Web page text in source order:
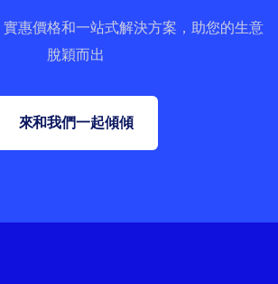
惠價格和一站式解決方案，助您的生意
脫穎而出
來和我們一起傾傾